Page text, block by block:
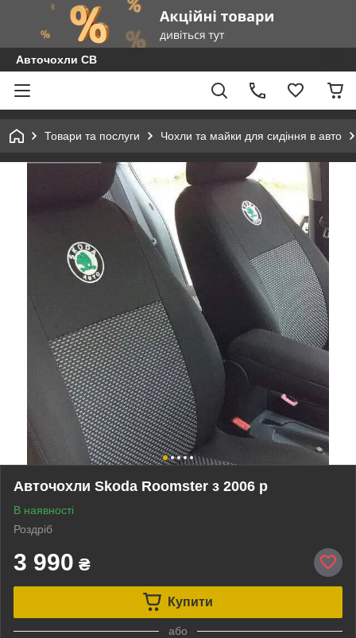
Авточохли СВ
Товари та послуги Чохли та майки для сидіння в авто
Авточохли Skoda Roomster з 2006 р
В наявності
Роздріб
3 990 ₴
Купити
або